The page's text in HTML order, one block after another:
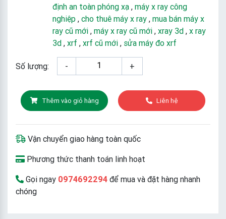
định an toàn phóng xạ , máy x ray công
nghiệp , cho thuê máy x ray , mua bán máy x
ray cũ mới , máy x ray cũ mới , xray 3d , x ray
3d , xrf , xrf cũ mới , sửa máy đo xrf
Số lượng: - +
Thêm vào giỏ hàng Liên hệ
Vận chuyển giao hàng toàn quốc
Phương thức thanh toán linh hoạt
Gọi ngay 0974692294 để mua và đặt hàng nhanh
chóng